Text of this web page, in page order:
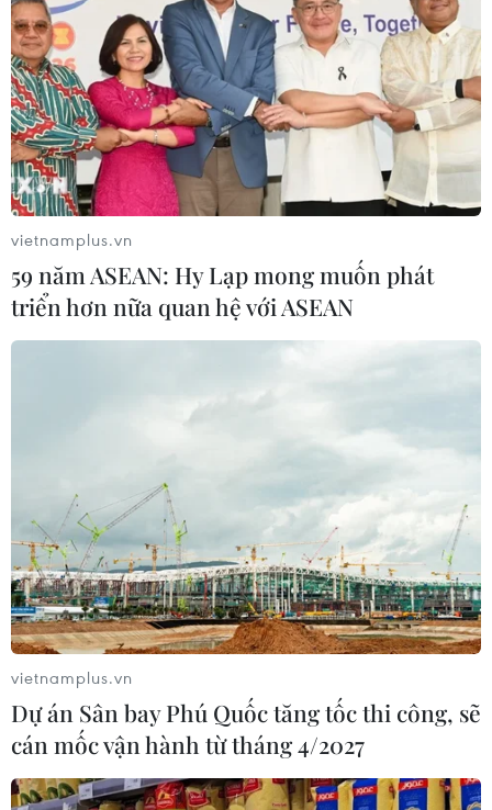
vietnamplus.vn
59 năm ASEAN: Hy Lạp mong muốn phát
triển hơn nữa quan hệ với ASEAN
vietnamplus.vn
Dự án Sân bay Phú Quốc tăng tốc thi công, sẽ
cán mốc vận hành từ tháng 4/2027